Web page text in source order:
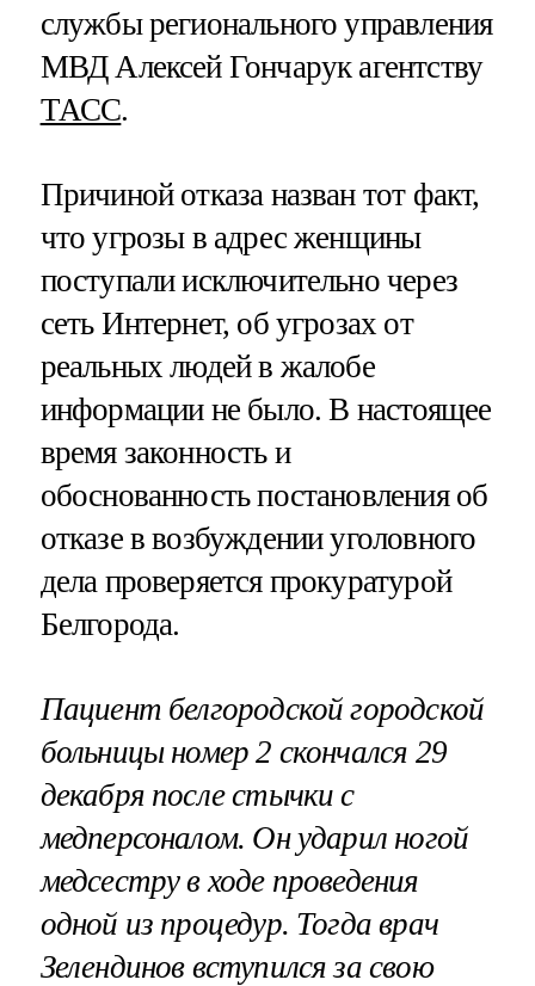
службы регионального управления
МВД Алексей Гончарук агентству
ТАСС.
Причиной отказа назван тот факт,
что угрозы в адрес женщины
поступали исключительно через
сеть Интернет, об угрозах от
реальных людей в жалобе
информации не было. В настоящее
время законность и
обоснованность постановления об
отказе в возбуждении уголовного
дела проверяется прокуратурой
Белгорода.
Пациент белгородской городской
больницы номер 2 скончался 29
декабря после стычки с
медперсоналом. Он ударил ногой
медсестру в ходе проведения
одной из процедур. Тогда врач
Зелендинов вступился за свою